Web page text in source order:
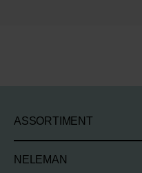
ASSORTIMENT
NELEMAN